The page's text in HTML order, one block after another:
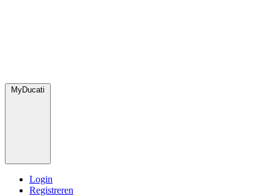
MyDucati
Login
Registreren